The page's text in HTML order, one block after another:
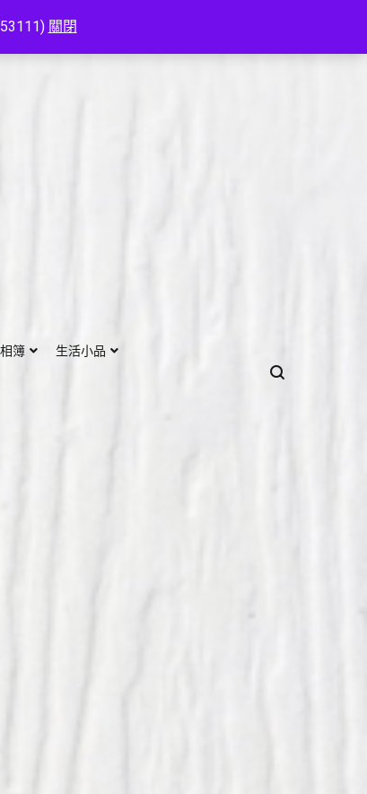
關閉
簿 生活小品